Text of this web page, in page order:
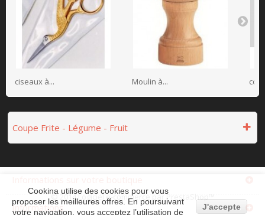
ciseaux à... Moulin à...
Coupe Frite - Légume - Fruit
Informations
© 2014Logiciel e-commerce par PrestaShop™
Cookina utilise des cookies pour vous
proposer les meilleures offres. En poursuivant
votre navigation, vous acceptez l’utilisation de
J'accepte